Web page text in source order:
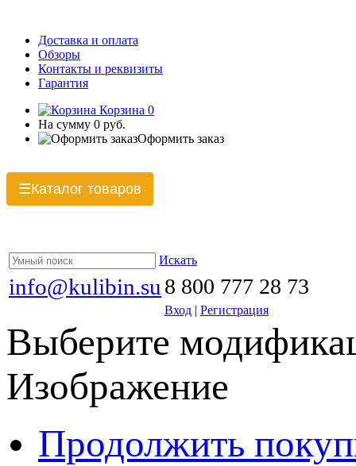
Доставка и оплата
Обзоры
Контакты и реквизиты
Гарантия
Корзина 0
На сумму 0 руб.
Оформить заказ
☰Каталог товаров
Искать
info@kulibin.su 8 800 777 28 73
Вход | Регистрация
Выберите
Изображение
Продолжить